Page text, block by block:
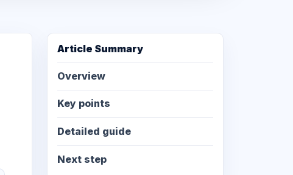
Article Summary
Overview
Key points
Detailed guide
Next step